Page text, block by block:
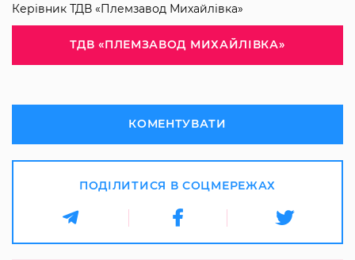
Керівник ТДВ «Племзавод Михайлівка»
ТДВ «ПЛЕМЗАВОД МИХАЙЛІВКА»
КОМЕНТУВАТИ
ПОДІЛИТИСЯ В СОЦМЕРЕЖАХ